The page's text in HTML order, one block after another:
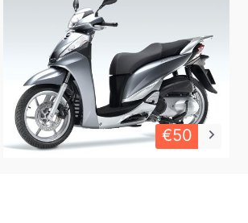
€50 keyboard_arrow_right